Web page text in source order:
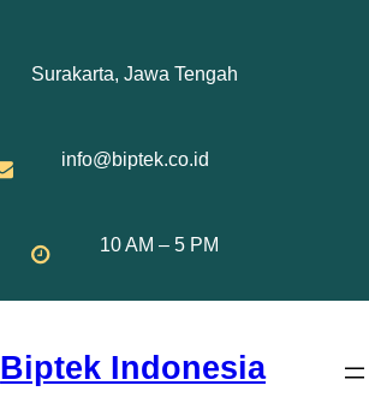
Surakarta, Jawa Tengah
info@biptek.co.id
10 AM – 5 PM
Biptek Indonesia